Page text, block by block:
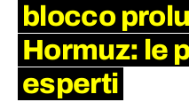
blocco
Hormuz: le
esperti